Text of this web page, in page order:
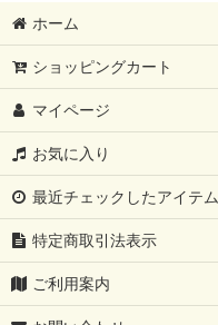
ホーム
ショッピングカート
マイページ
お気に入り
最近チェックしたアイテム
特定商取引法表示
ご利用案内